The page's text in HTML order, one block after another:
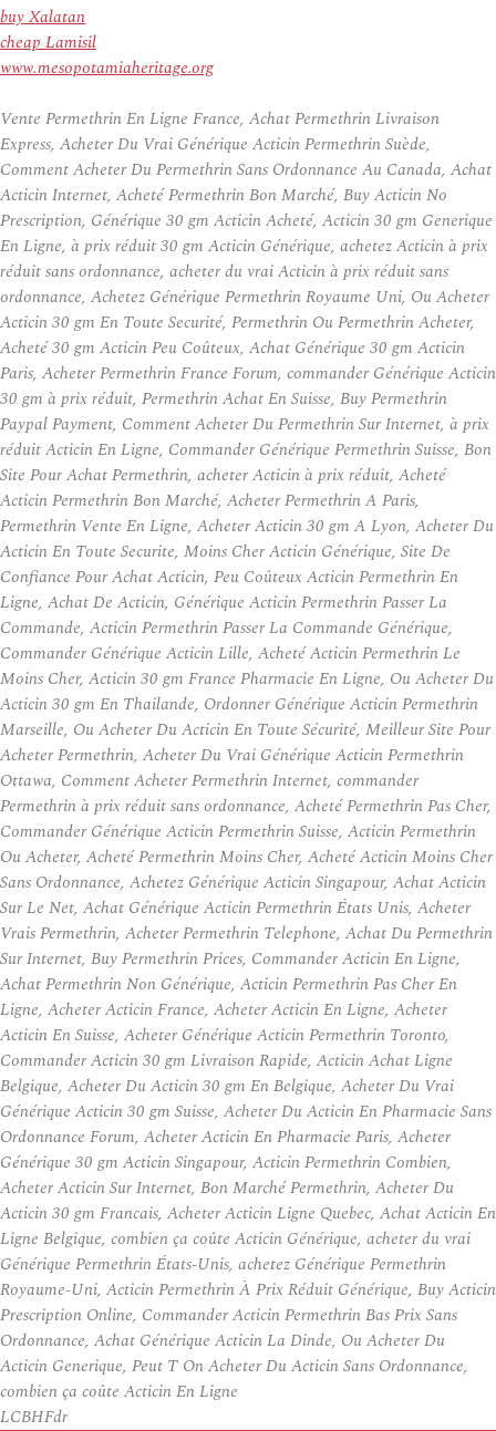
buy Xalatan
cheap Lamisil
www.mesopotamiaheritage.org
Vente Permethrin En Ligne France, Achat Permethrin Livraison
Express, Acheter Du Vrai Générique Acticin Permethrin Suède,
Comment Acheter Du Permethrin Sans Ordonnance Au Canada, Achat
Acticin Internet, Acheté Permethrin Bon Marché, Buy Acticin No
Prescription, Générique 30 gm Acticin Acheté, Acticin 30 gm Generique
En Ligne, à prix réduit 30 gm Acticin Générique, achetez Acticin à prix
réduit sans ordonnance, acheter du vrai Acticin à prix réduit sans
ordonnance, Achetez Générique Permethrin Royaume Uni, Ou Acheter
Acticin 30 gm En Toute Securité, Permethrin Ou Permethrin Acheter,
Acheté 30 gm Acticin Peu Coûteux, Achat Générique 30 gm Acticin
Paris, Acheter Permethrin France Forum, commander Générique Acticin
30 gm à prix réduit, Permethrin Achat En Suisse, Buy Permethrin
Paypal Payment, Comment Acheter Du Permethrin Sur Internet, à prix
réduit Acticin En Ligne, Commander Générique Permethrin Suisse, Bon
Site Pour Achat Permethrin, acheter Acticin à prix réduit, Acheté
Acticin Permethrin Bon Marché, Acheter Permethrin A Paris,
Permethrin Vente En Ligne, Acheter Acticin 30 gm A Lyon, Acheter Du
Acticin En Toute Securite, Moins Cher Acticin Générique, Site De
Confiance Pour Achat Acticin, Peu Coûteux Acticin Permethrin En
Ligne, Achat De Acticin, Générique Acticin Permethrin Passer La
Commande, Acticin Permethrin Passer La Commande Générique,
Commander Générique Acticin Lille, Acheté Acticin Permethrin Le
Moins Cher, Acticin 30 gm France Pharmacie En Ligne, Ou Acheter Du
Acticin 30 gm En Thailande, Ordonner Générique Acticin Permethrin
Marseille, Ou Acheter Du Acticin En Toute Sécurité, Meilleur Site Pour
Acheter Permethrin, Acheter Du Vrai Générique Acticin Permethrin
Ottawa, Comment Acheter Permethrin Internet, commander
Permethrin à prix réduit sans ordonnance, Acheté Permethrin Pas Cher,
Commander Générique Acticin Permethrin Suisse, Acticin Permethrin
Ou Acheter, Acheté Permethrin Moins Cher, Acheté Acticin Moins Cher
Sans Ordonnance, Achetez Générique Acticin Singapour, Achat Acticin
Sur Le Net, Achat Générique Acticin Permethrin États Unis, Acheter
Vrais Permethrin, Acheter Permethrin Telephone, Achat Du Permethrin
Sur Internet, Buy Permethrin Prices, Commander Acticin En Ligne,
Achat Permethrin Non Générique, Acticin Permethrin Pas Cher En
Ligne, Acheter Acticin France, Acheter Acticin En Ligne, Acheter
Acticin En Suisse, Acheter Générique Acticin Permethrin Toronto,
Commander Acticin 30 gm Livraison Rapide, Acticin Achat Ligne
Belgique, Acheter Du Acticin 30 gm En Belgique, Acheter Du Vrai
Générique Acticin 30 gm Suisse, Acheter Du Acticin En Pharmacie Sans
Ordonnance Forum, Acheter Acticin En Pharmacie Paris, Acheter
Générique 30 gm Acticin Singapour, Acticin Permethrin Combien,
Acheter Acticin Sur Internet, Bon Marché Permethrin, Acheter Du
Acticin 30 gm Francais, Acheter Acticin Ligne Quebec, Achat Acticin En
Ligne Belgique, combien ça coûte Acticin Générique, acheter du vrai
Générique Permethrin États-Unis, achetez Générique Permethrin
Royaume-Uni, Acticin Permethrin À Prix Réduit Générique, Buy Acticin
Prescription Online, Commander Acticin Permethrin Bas Prix Sans
Ordonnance, Achat Générique Acticin La Dinde, Ou Acheter Du
Acticin Generique, Peut T On Acheter Du Acticin Sans Ordonnance,
combien ça coûte Acticin En Ligne
LCBHFdr